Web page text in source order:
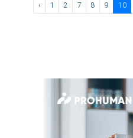
‹ 1 2 7 8 9 10